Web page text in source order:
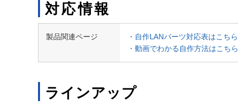
対応情報
製品関連ページ
・自作LANパーツ対応表はこちら
・動画でわかる自作方法はこちら
ラインアップ